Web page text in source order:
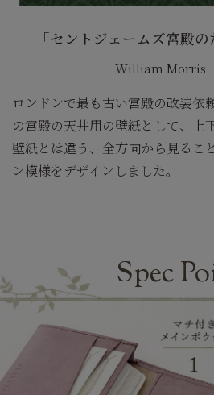
「セントジェームズ宮殿の
William Morris
ロンドンで最も古い宮殿の改装依
の宮殿の天井用の壁紙として、上
壁紙とは違う、全方向から見るこ
ン模様をデザインしました。
Spec